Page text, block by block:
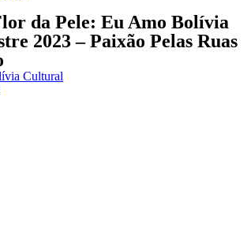
da Pele: Eu Amo Bolívia
2023 – Paixão Pelas Ruas